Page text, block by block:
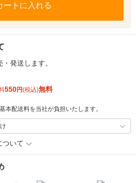
ートに入れる
・発送します。
550円(税込)無料
本配送料を当社が負担いたします。
ついて